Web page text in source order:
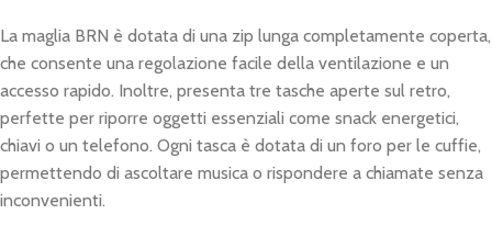
La maglia BRN è dotata di una zip lunga completamente coperta,
che consente una regolazione facile della ventilazione e un
accesso rapido. Inoltre, presenta tre tasche aperte sul retro,
perfette per riporre oggetti essenziali come snack energetici,
chiavi o un telefono. Ogni tasca è dotata di un foro per le cuffie,
permettendo di ascoltare musica o rispondere a chiamate senza
inconvenienti.